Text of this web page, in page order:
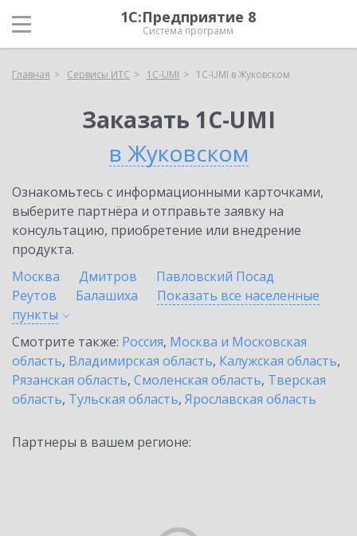
1С:Предприятие 8
Система программ
Главная Сервисы ИТС 1C-UMI 1C-UMI в Жуковском
Заказать 1C-UMI
в Жуковском
Ознакомьтесь с информационными карточками,
выберите партнёра и отправьте заявку на
консультацию, приобретение или внедрение
продукта.
Москва
Дмитров
Павловский Посад
Реутов
Балашиха
Показать все населенные
пункты
Смотрите также: Россия, Москва и Московская
область, Владимирская область, Калужская область,
Рязанская область, Смоленская область, Тверская
область, Тульская область, Ярославская область
Партнеры в вашем регионе: